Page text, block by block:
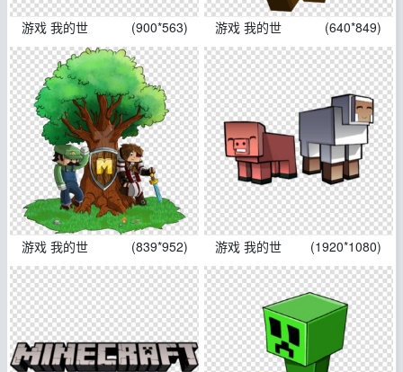
游戏 我的世 (900*563) 游戏 我的世 (640*849)
游戏 我的世 (839*952) 游戏 我的世 (1920*1080)